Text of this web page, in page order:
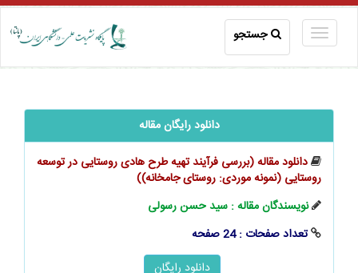
جستجو
دانلود رایگان مقاله
دانلود مقاله (بررسی فرآیند تهیه طرح هادی روستایی در توسعه
روستایی (نمونه موردی: روستای جامخانه))
نویسندگان مقاله : سید حسن رسولی
تعداد صفحات : 24 صفحه